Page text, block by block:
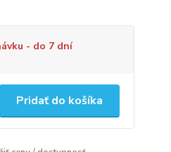
- do 7 dní
Pridať do košíka